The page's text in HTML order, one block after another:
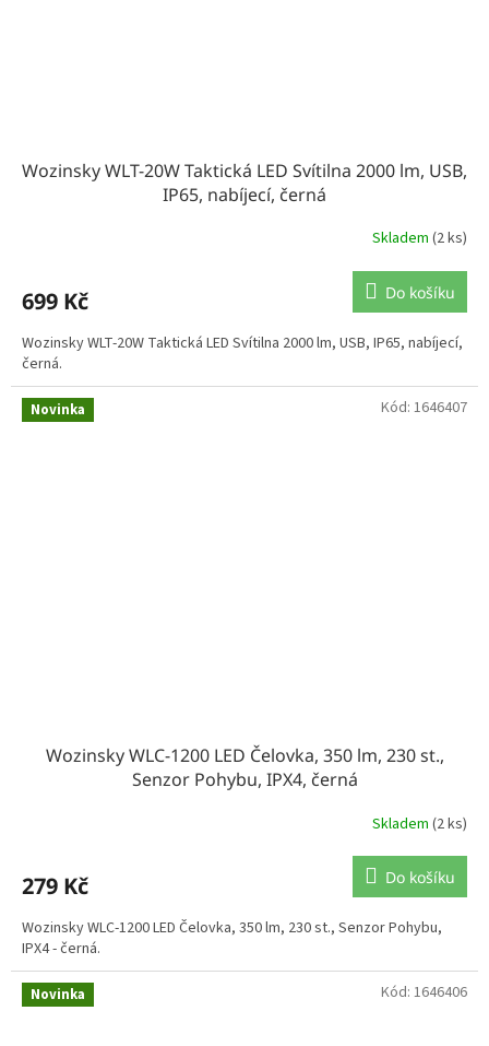
Wozinsky WLT-20W Taktická LED Svítilna 2000 lm, USB,
IP65, nabíjecí, černá
Skladem (2 ks)
699 Kč Do košíku
Wozinsky WLT-20W Taktická LED Svítilna 2000 lm, USB, IP65, nabíjecí,
černá.
Novinka
Wozinsky WLC-1200 LED Čelovka, 350 lm, 230 st.,
Senzor Pohybu, IPX4, černá
Skladem (2 ks)
279 Kč Do košíku
Wozinsky WLC-1200 LED Čelovka, 350 lm, 230 st., Senzor Pohybu,
IPX4 - černá.
Kód: 1646407
Novinka Kód: 1646406